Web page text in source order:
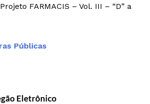
FARMACIS – Vol. III – “D” a
Públicas
Eletrônico